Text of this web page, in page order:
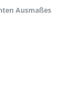
Ausmaßes